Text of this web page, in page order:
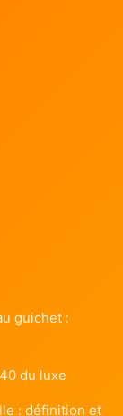
guichet :
du luxe
: définition et